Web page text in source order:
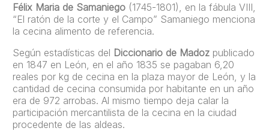
Félix Maria de Samaniego (1745-1801), en la fábula VIII,
“El ratón de la corte y el Campo” Samaniego menciona
la cecina alimento de referencia.
Según estadísticas del Diccionario de Madoz publicado
en 1847 en León, en el año 1835 se pagaban 6,20
reales por kg de cecina en la plaza mayor de León, y la
cantidad de cecina consumida por habitante en un año
era de 972 arrobas. Al mismo tiempo deja calar la
participación mercantilista de la cecina en la ciudad
procedente de las aldeas.